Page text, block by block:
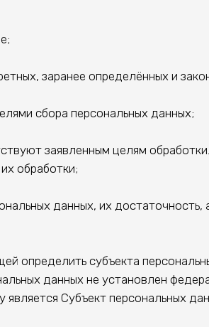
заранее определённых и
сбора персональных данных;
заявленным целям
обработки;
данных, их достаточность,
субъекта
данных не установлен
Субъект персональных